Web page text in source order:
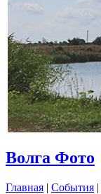
Волга Фото
Главная | События |